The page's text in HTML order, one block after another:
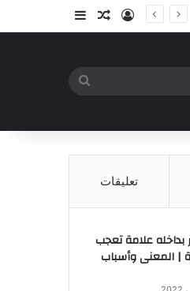
تسجيل الدخول
مقال عشوائي
إضافة عمود
بحث
تعليقات
علامة تعجب
| المعنى وأسباب